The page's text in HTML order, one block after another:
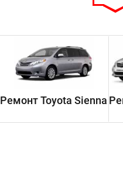
Ремонт Toyota Sienna